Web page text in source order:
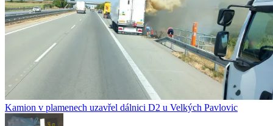
Kamion v plamenech uzavřel dálnici D2 u Velkých Pavlovic